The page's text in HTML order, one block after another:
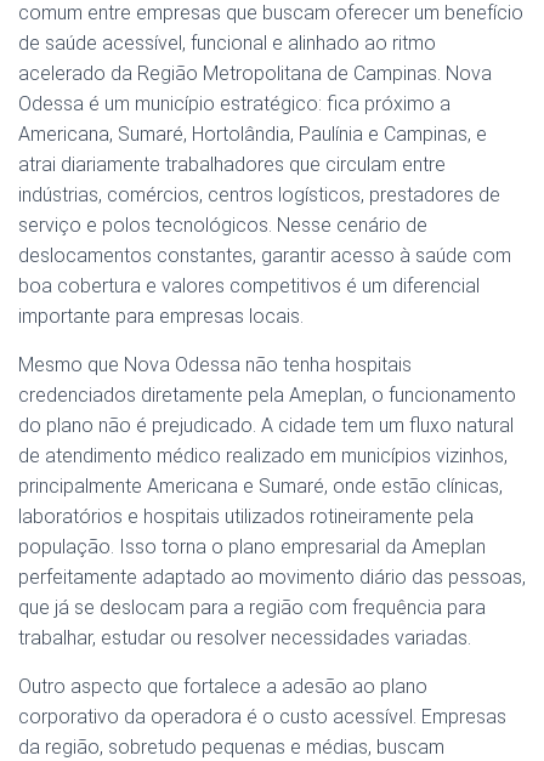
comum entre empresas que buscam oferecer um benefício
de saúde acessível, funcional e alinhado ao ritmo
acelerado da Região Metropolitana de Campinas. Nova
Odessa é um município estratégico: fica próximo a
Americana, Sumaré, Hortolândia, Paulínia e Campinas, e
atrai diariamente trabalhadores que circulam entre
indústrias, comércios, centros logísticos, prestadores de
serviço e polos tecnológicos. Nesse cenário de
deslocamentos constantes, garantir acesso à saúde com
boa cobertura e valores competitivos é um diferencial
importante para empresas locais.
Mesmo que Nova Odessa não tenha hospitais
credenciados diretamente pela Ameplan, o funcionamento
do plano não é prejudicado. A cidade tem um fluxo natural
de atendimento médico realizado em municípios vizinhos,
principalmente Americana e Sumaré, onde estão clínicas,
laboratórios e hospitais utilizados rotineiramente pela
população. Isso torna o plano empresarial da Ameplan
perfeitamente adaptado ao movimento diário das pessoas,
que já se deslocam para a região com frequência para
trabalhar, estudar ou resolver necessidades variadas.
Outro aspecto que fortalece a adesão ao plano
corporativo da operadora é o custo acessível. Empresas
da região, sobretudo pequenas e médias, buscam